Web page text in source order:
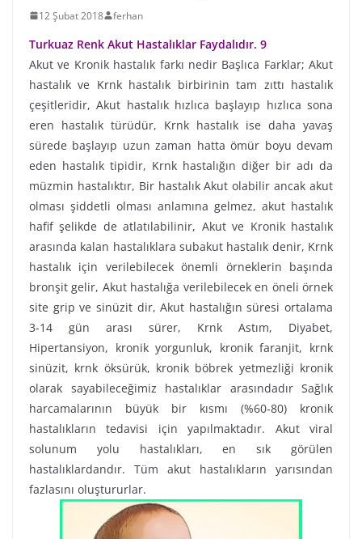
12 Şubat 2018 ferhan
Turkuaz Renk Akut Hastalıklar Faydalıdır. 9
Akut ve Kronik hastalık farkı nedir Başlıca Farklar; Akut
hastalık ve Krnk hastalık birbirinin tam zıttı hastalık
çeşitleridir, Akut hastalık hızlıca başlayıp hızlıca sona
eren hastalık türüdür, Krnk hastalık ise daha yavaş
sürede başlayıp uzun zaman hatta ömür boyu devam
eden hastalık tipidir, Krnk hastalığın diğer bir adı da
müzmin hastalıktır, Bir hastalık Akut olabilir ancak akut
olması şiddetli olması anlamına gelmez, akut hastalık
hafif şelikde de atlatılabilinir, Akut ve Kronik hastalık
arasında kalan hastalıklara subakut hastalık denir, Krnk
hastalık için verilebilecek önemli örneklerin başında
bronşit gelir, Akut hastalığa verilebilecek en öneli örnek
site grip ve sinüzit dir, Akut hastalığın süresi ortalama
3-14 gün arası sürer, Krnk Astım, Diyabet,
Hipertansiyon, kronik yorgunluk, kronik faranjit, krnk
sinüzit, krnk öksürük, kronik böbrek yetmezliği kronik
olarak sayabileceğimiz hastalıklar arasındadır Sağlık
harcamalarının büyük bir kısmı (%60-80) kronik
hastalıkların tedavisi için yapılmaktadır. Akut viral
solunum yolu hastalıkları, en sık görülen
hastalıklardandır. Tüm akut hastalıkların yarısından
fazlasını oluştururlar.